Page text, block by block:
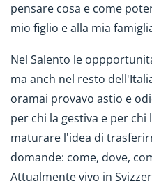
pensare cosa e come
mio figlio e alla mia
Nel Salento le
ma anch nel resto
oramai provavo astio e
per chi la gestiva e per
maturare l'idea di
domande: come, dove,
Attualmente vivo in